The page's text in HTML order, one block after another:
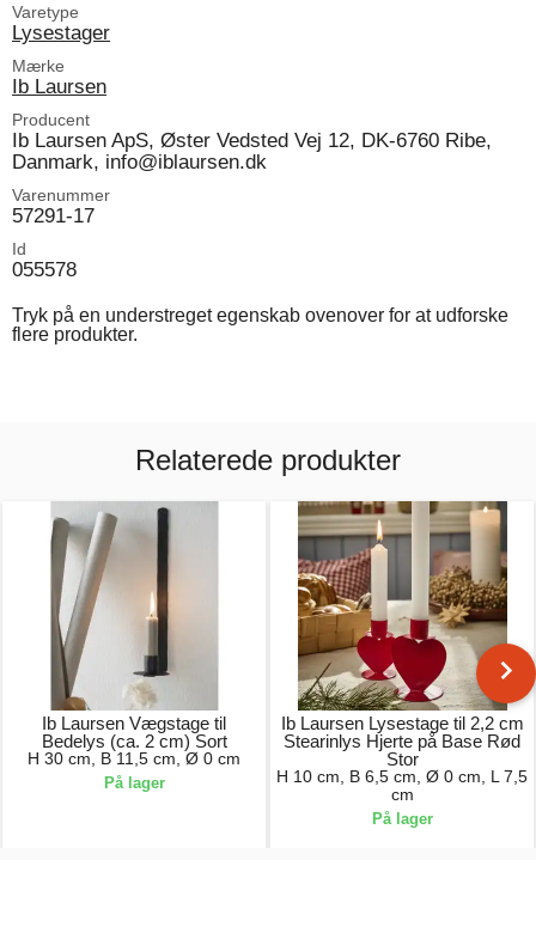
Varetype
Lysestager
Mærke
Ib Laursen
Producent
Ib Laursen ApS, Øster Vedsted Vej 12, DK-6760 Ribe,
Danmark, info@iblaursen.dk
Varenummer
57291-17
Id
055578
Tryk på en understreget egenskab ovenover for at udforske
flere produkter.
Relaterede produkter
Ib Laursen Vægstage til
Bedelys (ca. 2 cm) Sort
H 30 cm, B 11,5 cm, Ø 0 cm
På lager
Ib Laursen Lysestage til 2,2 cm
Stearinlys Hjerte på Base Rød
Stor
H 10 cm, B 6,5 cm, Ø 0 cm, L 7,5
cm
På lager